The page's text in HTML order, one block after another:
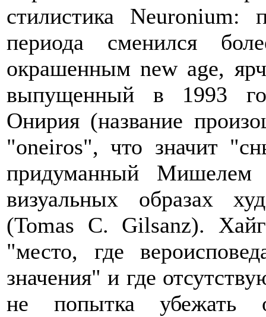
стилистика Neuronium:
периода сменился
окрашенным new age,
выпущенный в 1993
Онирия (название
"oneiros", что значит
придуманный
визуальных образах
(Tomas C. Gilsanz).
"место, где
значения" и где
не попытка убежать